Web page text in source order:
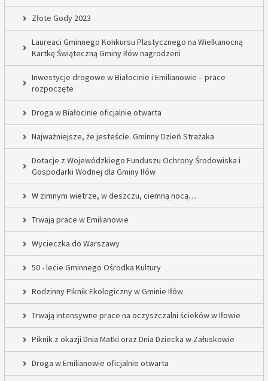
Złote Gody 2023
Laureaci Gminnego Konkursu Plastycznego na Wielkanocną
Kartkę Świąteczną Gminy Iłów nagrodzeni
Inwestycje drogowe w Białocinie i Emilianowie – prace
rozpoczęte
Droga w Białocinie oficjalnie otwarta
Najważniejsze, że jesteście. Gminny Dzień Strażaka
Dotacje z Wojewódzkiego Funduszu Ochrony Środowiska i
Gospodarki Wodnej dla Gminy Iłów
W zimnym wietrze, w deszczu, ciemną nocą…
Trwają prace w Emilianowie
Wycieczka do Warszawy
50 - lecie Gminnego Ośrodka Kultury
Rodzinny Piknik Ekologiczny w Gminie Iłów
Trwają intensywne prace na oczyszczalni ścieków w Iłowie
Piknik z okazji Dnia Matki oraz Dnia Dziecka w Załuskowie
Droga w Emilianowie oficjalnie otwarta